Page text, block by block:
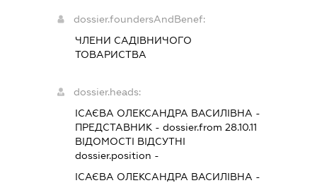
dossier.foundersAndBenef:
ЧЛЕНИ САДІВНИЧОГО
ТОВАРИСТВА
dossier.heads:
ІСАЄВА ОЛЕКСАНДРА ВАСИЛІВНА -
ПРЕДСТАВНИК - dossier.from 28.10.11
ВІДОМОСТІ ВІДСУТНІ
dossier.position -
ІСАЄВА ОЛЕКСАНДРА ВАСИЛІВНА -